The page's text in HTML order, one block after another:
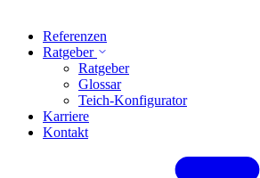
Referenzen
Ratgeber
Ratgeber
Glossar
Teich-Konfigurator
Karriere
Kontakt